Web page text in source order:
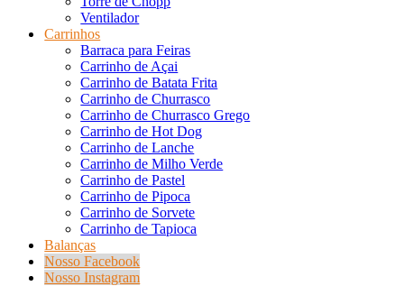
Ventilador
Carrinhos
Barraca para Feiras
Carrinho de Açai
Carrinho de Batata Frita
Carrinho de Churrasco
Carrinho de Churrasco Grego
Carrinho de Hot Dog
Carrinho de Lanche
Carrinho de Milho Verde
Carrinho de Pastel
Carrinho de Pipoca
Carrinho de Sorvete
Carrinho de Tapioca
Balanças
Nosso Facebook
Nosso Instagram